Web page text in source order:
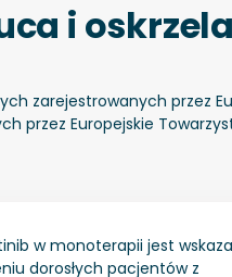
i oskrzela
zarejestrowanych przez
przez Europejskie
w monoterapii jest
dorosłych pacjentów z